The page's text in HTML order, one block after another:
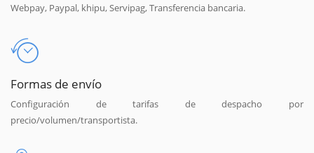
Webpay, Paypal, khipu, Servipag, Transferencia bancaria.
Formas de envío
Configuración de tarifas de despacho por
precio/volumen/transportista.